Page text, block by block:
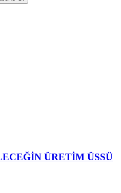
ÜRETİM ÜSSÜ